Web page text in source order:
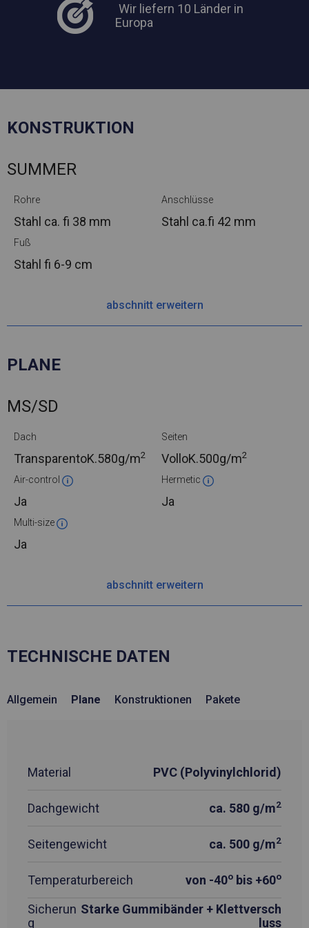
Wir liefern 10 Länder in
Europa
KONSTRUKTION
SUMMER
Rohre
Stahl ca. fi 38 mm
Anschlüsse
Stahl ca.fi 42 mm
Fuß
Stahl fi 6-9 cm
abschnitt erweitern
PLANE
MS/SD
Dach
TransparentoK.580g/m2
Seiten
VolloK.500g/m2
Air-control
Ja
Hermetic
Ja
Multi-size
Ja
abschnitt erweitern
TECHNISCHE DATEN
Allgemein Plane Konstruktionen Pakete
Material PVC (Polyvinylchlorid)
Dachgewicht ca. 580 g/m2
Seitengewicht ca. 500 g/m2
Temperaturbereich von -40o bis +60o
Sicherun
g
Starke Gummibänder + Klettversch
luss